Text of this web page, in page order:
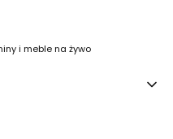
i meble na żywo